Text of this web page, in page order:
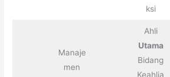
ksi
Manaje
men
Ahli
Utama
Bidang
Keahlia